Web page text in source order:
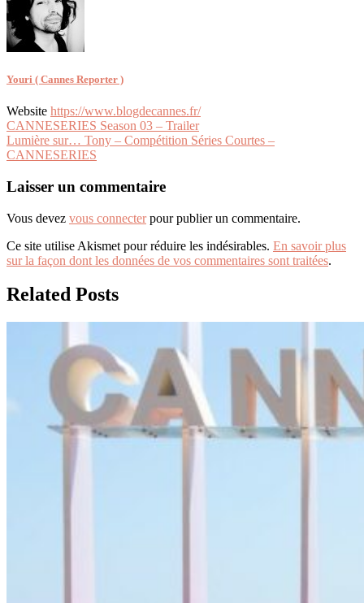
Youri ( Cannes Reporter )
Website https://www.blogdecannes.fr/
Navigation
de
CANNESERIES Season 03 – Trailer
Lumière sur… Tony – Compétition Séries Courtes –
CANNESERIES
Laisser un commentaire
Vous devez vous connecterpour publier un commentaire.
Ce site utilise Akismet pour réduire les indésirables. En savoir plus
sur la façon dont les données de vos commentaires sont traitées.
Related Posts